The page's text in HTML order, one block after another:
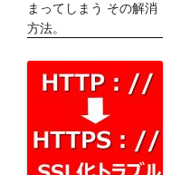
まってしまう その解消
方法。